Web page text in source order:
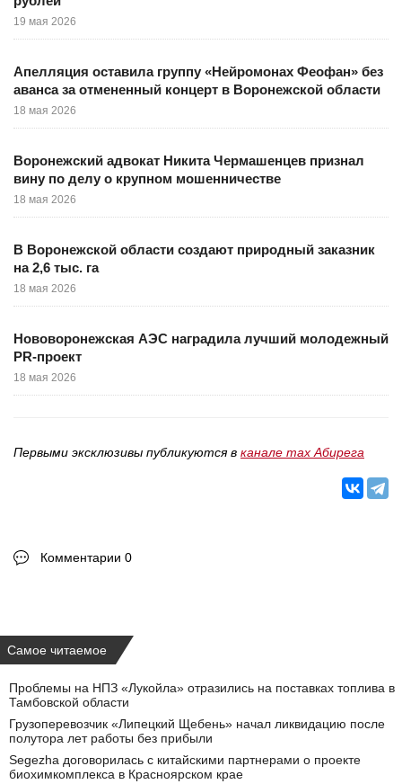
19 мая 2026
Апелляция оставила группу «Нейромонах Феофан» без
аванса за отмененный концерт в Воронежской области
18 мая 2026
Воронежский адвокат Никита Чермашенцев признал
вину по делу о крупном мошенничестве
18 мая 2026
В Воронежской области создают природный заказник
на 2,6 тыс. га
18 мая 2026
Нововоронежская АЭС наградила лучший молодежный
PR-проект
18 мая 2026
Первыми эксклюзивы публикуются в канале max Абирега
Комментарии 0
Самое читаемое
Проблемы на НПЗ «Лукойла» отразились на поставках топлива в
Тамбовской области
Грузоперевозчик «Липецкий Щебень» начал ликвидацию после
полутора лет работы без прибыли
Segezha договорилась с китайскими партнерами о проекте
биохимкомплекса в Красноярском крае